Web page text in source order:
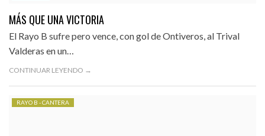
MÁS QUE UNA VICTORIA
El Rayo B sufre pero vence, con gol de Ontiveros, al Trival
Valderas en un…
CONTINUAR LEYENDO →
RAYO B - CANTERA